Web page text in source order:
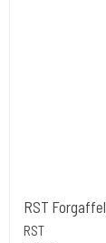
RST
RST